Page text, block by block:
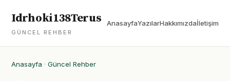
Idrhoki138Terus
GÜNCEL REHBER
AnasayfaYazılarHakkımızdaİletişim
Anasayfa · Güncel Rehber